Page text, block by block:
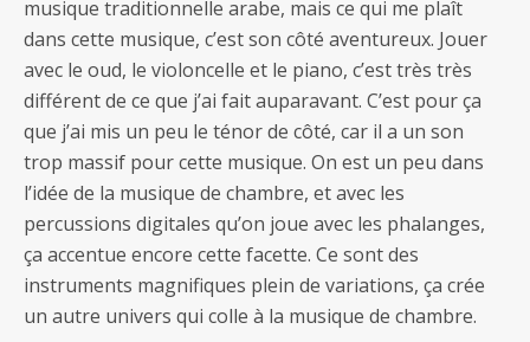
musique traditionnelle arabe, mais ce qui me plaît
dans cette musique, c’est son côté aventureux. Jouer
avec le oud, le violoncelle et le piano, c’est très très
différent de ce que j’ai fait auparavant. C’est pour ça
que j’ai mis un peu le ténor de côté, car il a un son
trop massif pour cette musique. On est un peu dans
l’idée de la musique de chambre, et avec les
percussions digitales qu’on joue avec les phalanges,
ça accentue encore cette facette. Ce sont des
instruments magnifiques plein de variations, ça crée
un autre univers qui colle à la musique de chambre.